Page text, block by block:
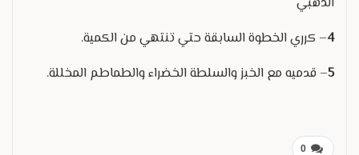
4– كرري الخطوة السابقة حتي تنتهي من الكمية.
5– قدميه مع الخبز والسلطة الخضراء والطماطم المخللة.
0